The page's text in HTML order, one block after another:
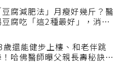
豆腐減肥法」月瘦好幾斤？醫
豆腐吃「這2種最好」，消脹
歲還能健步上樓、和老伴跳
！哈佛醫師曝父親長壽秘訣：